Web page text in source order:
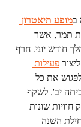
במופע תיאטרון
תמר, אשר
חודש יוני. חרף
פעילות
את כל
יב', לשקף
שונות
השנה